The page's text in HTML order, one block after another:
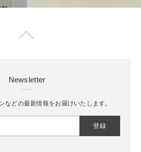
Newsletter
などの最新情報をお届けいたします。
登録